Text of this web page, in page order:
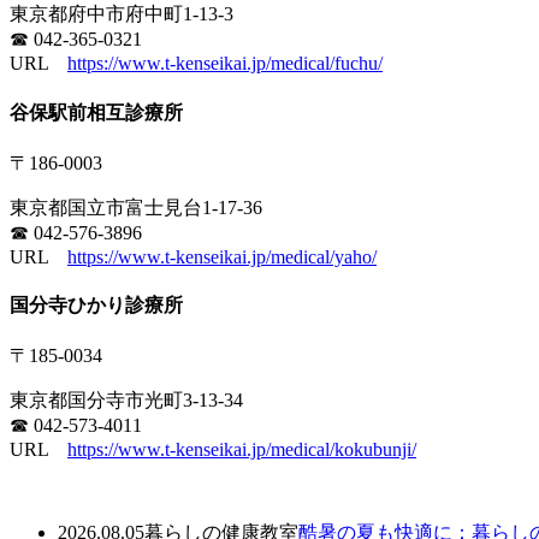
東京都府中市府中町1-13-3
☎ 042-365-0321
URL https://www.t-kenseikai.jp/medical/fuchu/
谷保駅前相互診療所
〒186-0003
東京都国立市富士見台1-17-36
☎ 042-576-3896
URL https://www.t-kenseikai.jp/medical/yaho/
国分寺ひかり診療所
〒185-0034
東京都国分寺市光町3-13-34
☎ 042-573-4011
URL https://www.t-kenseikai.jp/medical/kokubunji/
2026.08.05暮らしの健康教室酷暑の夏も快適に：暮らし